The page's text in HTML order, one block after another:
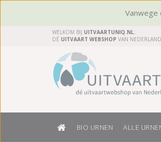
Vanwege
WELKOM BIJ UITVAARTUNIQ.NL;
DÉ UITVAART WEBSHOP VAN
BIO URNEN ALLE